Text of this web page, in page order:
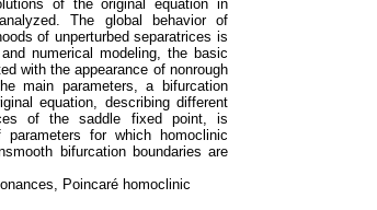
of the original equation in
The global behavior of
of unperturbed separatrices is
numerical modeling, the basic
with the appearance of nonrough
main parameters, a bifurcation
equation, describing different
of the saddle fixed point, is
for which homoclinic
bifurcation boundaries are
Poincaré homoclinic